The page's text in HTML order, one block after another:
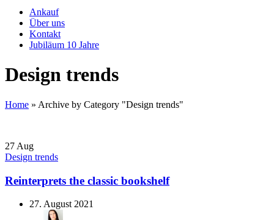
Ankauf
Über uns
Kontakt
Jubiläum 10 Jahre
Design trends
Home » Archive by Category "Design trends"
27 Aug
Design trends
Reinterprets the classic bookshelf
27. August 2021